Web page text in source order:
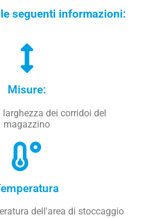
seguenti informazioni:
Misure:
larghezza dei corridoi del
magazzino
dell'area di stoccaggio